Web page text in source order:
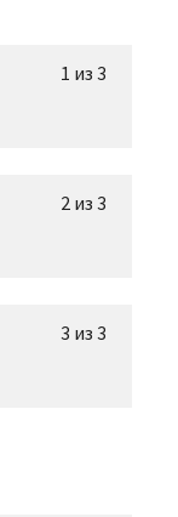
1 из 3
2 из 3
3 из 3